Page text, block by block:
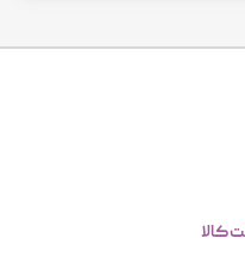
کالا